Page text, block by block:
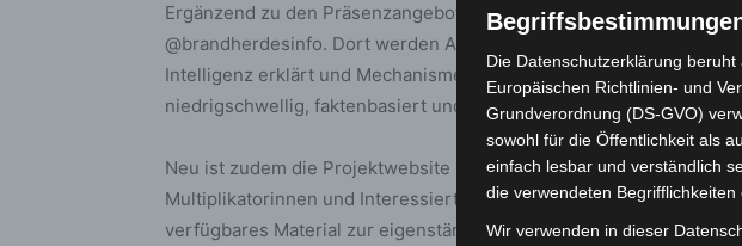
Ergänzend zu den Präsenzangeboten ist das Projekt auf TikTok und
@brandherdesinfo. Dort werden Alltagsmythen eingeordnet,
Intelligenz erklärt und Mechanismen von Desinformation
niedrigschwellig, faktenbasiert und zielgruppengerecht.
Neu ist zudem die Projektwebsite reporter4you.de/brandherd-
Multiplikatorinnen und Interessierte und bietet neben
verfügbares Material zur eigenständigen Umsetzung von
Die Datenschutzerklärung
Europäischen Richtlinien- und
Grundverordnung (DS-GVO)
sowohl für die Öffentlichkeit als
einfach lesbar und verständlich
die verwendeten Begrifflichkeiten
Wir verwenden in dieser